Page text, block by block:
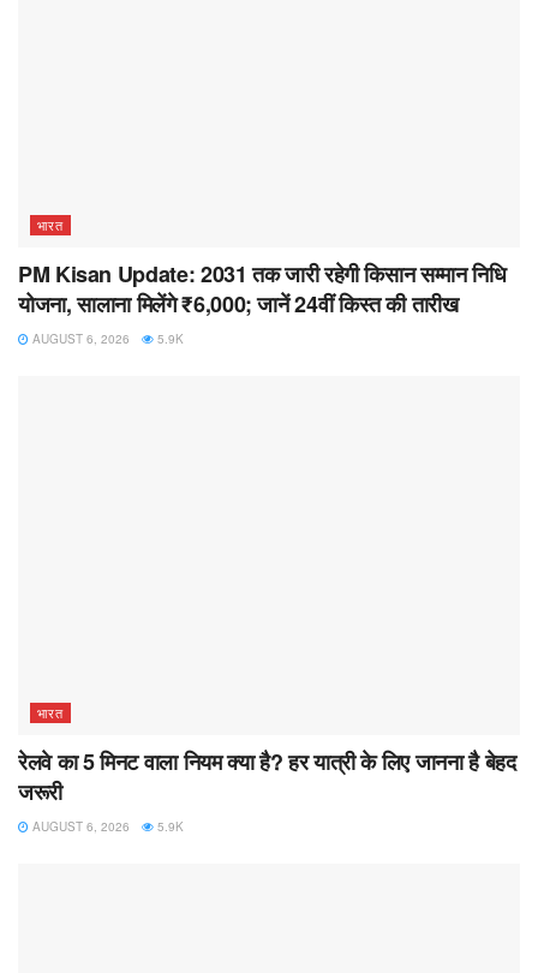
भारत
PM Kisan Update: 2031 तक जारी रहेगी किसान सम्मान निधि
योजना, सालाना मिलेंगे ₹6,000; जानें 24वीं किस्त की तारीख
AUGUST 6, 2026 5.9K
भारत
रेलवे का 5 मिनट वाला नियम क्या है? हर यात्री के लिए जानना है बेहद
जरूरी
AUGUST 6, 2026 5.9K